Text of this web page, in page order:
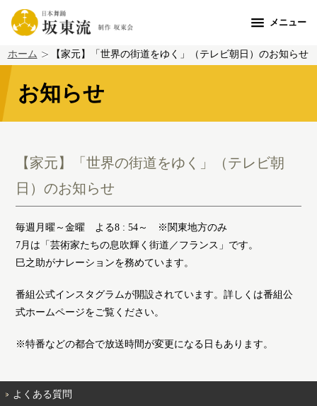
メニュー
ホーム 【家元】「世界の街道をゆく」（テレビ朝日）のお知らせ
お知らせ
【家元】「世界の街道をゆく」（テレビ朝
日）のお知らせ
毎週月曜～金曜 よる8 : 54～ ※関東地方のみ
7月は「芸術家たちの息吹輝く街道／フランス」です。
巳之助がナレーションを務めています。
番組公式インスタグラムが開設されています。詳しくは番組公
式ホームページをご覧ください。
※特番などの都合で放送時間が変更になる日もあります。
よくある質問